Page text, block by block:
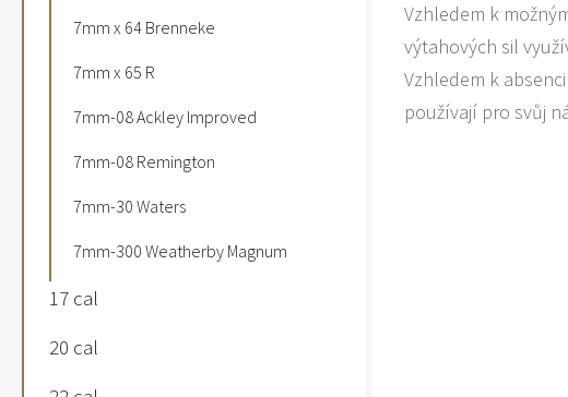
7mm x 64 Brenneke
7mm x 65 R
7mm-08 Ackley Improved
7mm-08 Remington
7mm-30 Waters
7mm-300 Weatherby Magnum
17 cal
20 cal
Vzhledem k
výtahových sil
Vzhledem k
používají pro svůj